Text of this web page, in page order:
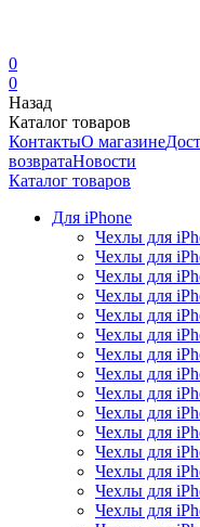
0
0
Назад
Каталог товаров
КонтактыО магазине
возвратаНовости
Каталог товаров
Для iPhone
Чехлы для
Чехлы для
Чехлы для
Чехлы для
Чехлы для
Чехлы для
Чехлы для
Чехлы для
Чехлы для
Чехлы для
Чехлы для
Чехлы для
Чехлы для
Чехлы для
Чехлы для